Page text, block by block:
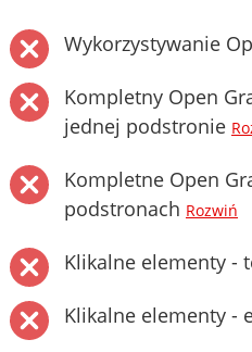
Wykorzystywanie
Kompletny Open
jednej podstronie
Kompletne Open
podstronach Rozwiń
Klikalne elementy -
Klikalne elementy -